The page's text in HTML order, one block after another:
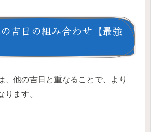
吉日の組み合わせ【最強
、他の吉日と重なることで、より
ります。